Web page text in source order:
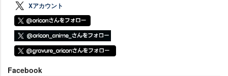
Xアカウント
Facebook